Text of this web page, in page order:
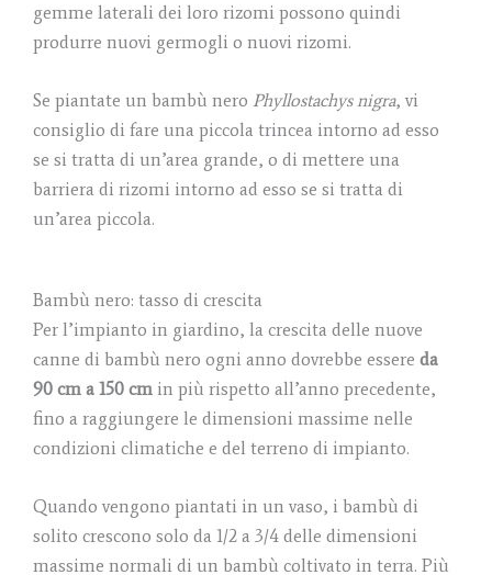
gemme laterali dei loro rizomi possono quindi
produrre nuovi germogli o nuovi rizomi.
Se piantate un bambù nero Phyllostachys nigra, vi
consiglio di fare una piccola trincea intorno ad esso
se si tratta di un’area grande, o di mettere una
barriera di rizomi intorno ad esso se si tratta di
un’area piccola.
Bambù nero: tasso di crescita
Per l’impianto in giardino, la crescita delle nuove
canne di bambù nero ogni anno dovrebbe essere da
90 cm a 150 cm in più rispetto all’anno precedente,
fino a raggiungere le dimensioni massime nelle
condizioni climatiche e del terreno di impianto.
Quando vengono piantati in un vaso, i bambù di
solito crescono solo da 1/2 a 3/4 delle dimensioni
massime normali di un bambù coltivato in terra. Più